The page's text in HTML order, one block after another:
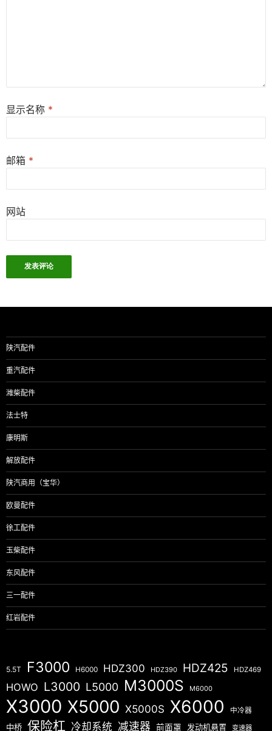
显示名称 *
邮箱 *
网站
陕汽配件
重汽配件
潍柴配件
法士特
康明斯
解放配件
陕汽商用（宝华）
欧曼配件
徐工配件
玉柴配件
东风配件
三一配件
红岩配件
5.5T F3000 H6000 HDZ300 HDZ390 HDZ425 HDZ469
HOWO L3000 L5000 M3000S M6000
X3000 X5000 X5000S X6000 中冷器
中桥 保险杠 冷却系统 减速器 前面罩 发动机悬置 变速器